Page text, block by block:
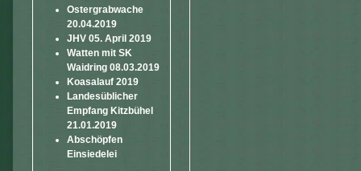
Ostergrabwache
20.04.2019
JHV 05. April 2019
Watten mit SK
Waidring 08.03.2019
Koasalauf 2019
Landesüblicher
Empfang Kitzbühel
21.01.2019
Abschöpfen
Einsiedelei